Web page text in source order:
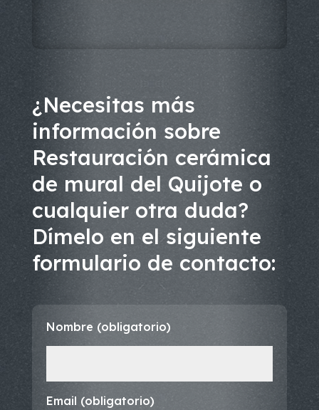
¿Necesitas más
información sobre
Restauración cerámica
de mural del Quijote o
cualquier otra duda?
Dímelo en el siguiente
formulario de contacto:
Nombre (obligatorio)
Email (obligatorio)